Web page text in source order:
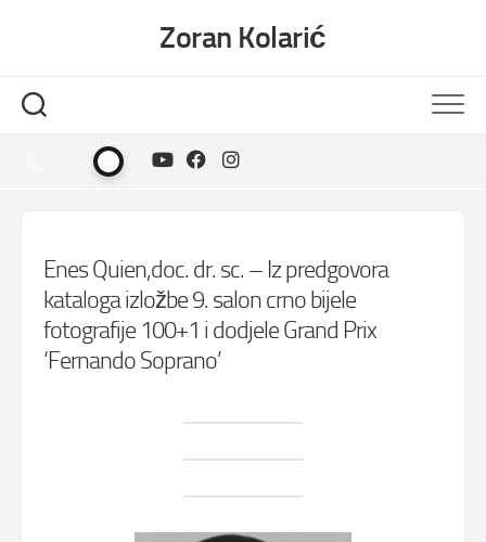
Zoran Kolarić
Enes Quien,doc. dr. sc. – Iz predgovora
kataloga izložbe 9. salon crno bijele
fotografije 100+1 i dodjele Grand Prix
‘Fernando Soprano’